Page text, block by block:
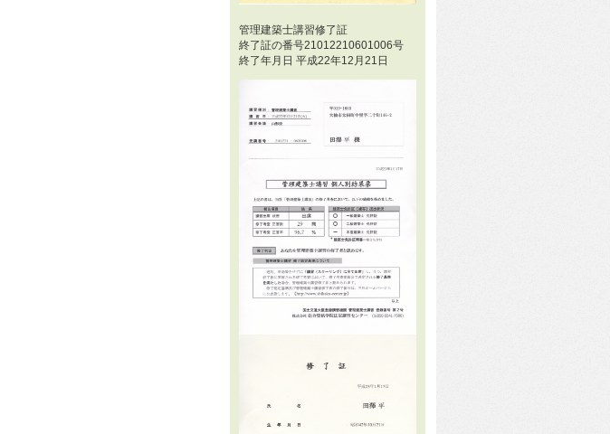
管理建築士講習修了証
終了証の番号21012210601006号
終了年月日 平成22年12月21日